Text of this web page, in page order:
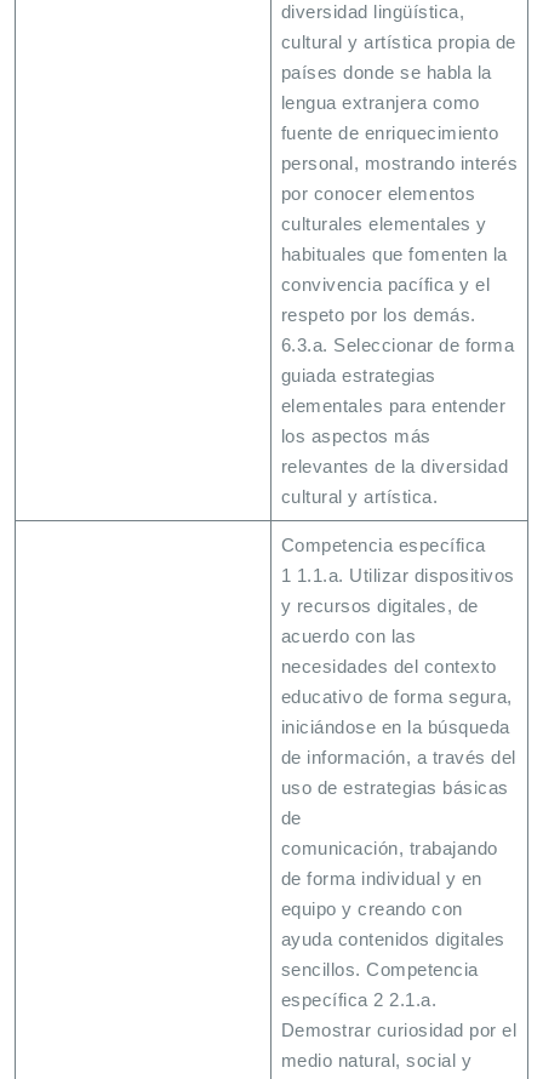
diversidad lingüística,
cultural y artística propia de
países donde se habla la
lengua extranjera como
fuente de enriquecimiento
personal, mostrando interés
por conocer elementos
culturales elementales y
habituales que fomenten la
convivencia pacífica y el
respeto por los demás.
6.3.a. Seleccionar de forma
guiada estrategias
elementales para entender
los aspectos más
relevantes de la diversidad
cultural y artística.
Competencia específica
1 1.1.a. Utilizar dispositivos
y recursos digitales, de
acuerdo con las
necesidades del contexto
educativo de forma segura,
iniciándose en la búsqueda
de información, a través del
uso de estrategias básicas
de
comunicación, trabajando
de forma individual y en
equipo y creando con
ayuda contenidos digitales
sencillos. Competencia
específica 2 2.1.a.
Demostrar curiosidad por el
medio natural, social y